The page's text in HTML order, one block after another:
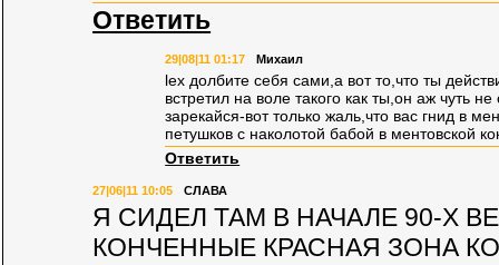
Ответить
29|08|11 01:17 Михаил
lex долбите себя сами,а вот то,что ты
встретил на воле такого как ты,он аж чуть
зарекайся-вот только жаль,что вас гнид в
петушков с наколотой бабой в ментовской
Ответить
27|06|11 10:05 СЛАВА
Я СИДЕЛ ТАМ В НАЧАЛЕ 90-Х
КОНЧЕННЫЕ КРАСНАЯ ЗОНА